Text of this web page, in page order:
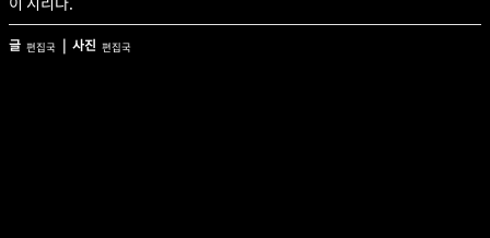
글 편집국 | 사진 편집국